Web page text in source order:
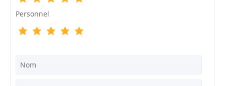
Personnel